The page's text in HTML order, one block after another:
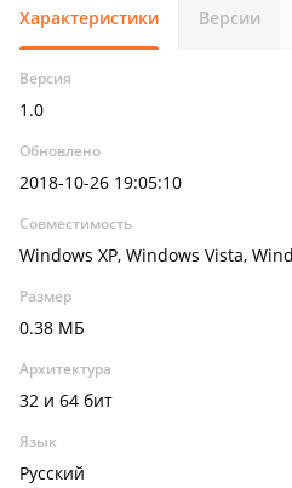
Характеристики Версии
Версия
1.0
Обновлено
2018-10-26 19:05:10
Совместимость
Windows XP, Windows Vista,
Размер
0.38 МБ
Архитектура
32 и 64 бит
Язык
Русский